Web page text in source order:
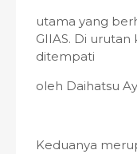
utama yang
GIIAS. Di
ditempati
oleh Daihatsu
Keduanya